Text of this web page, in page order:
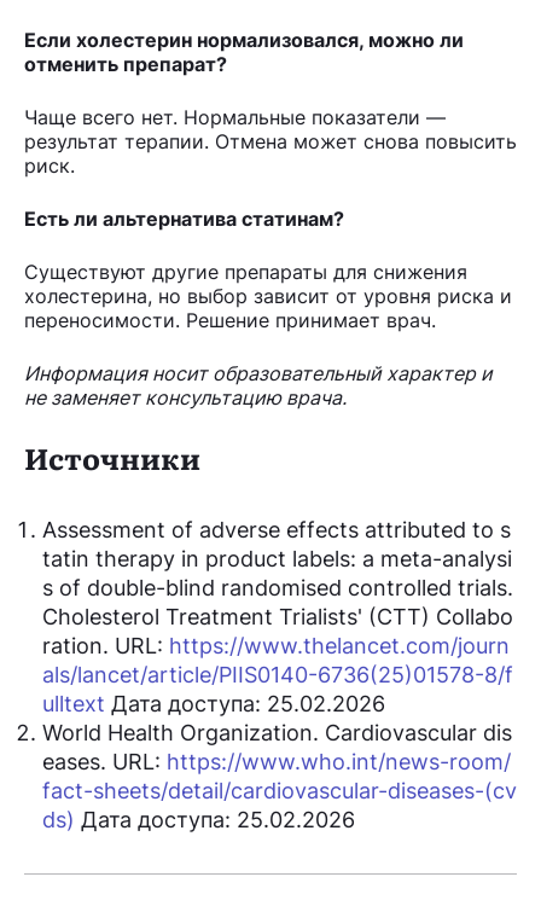
Если холестерин нормализовался, можно ли
отменить препарат?
Чаще всего нет. Нормальные показатели —
результат терапии. Отмена может снова повысить
риск.
Есть ли альтернатива статинам?
Существуют другие препараты для снижения
холестерина, но выбор зависит от уровня риска и
переносимости. Решение принимает врач.
Информация носит образовательный характер и
не заменяет консультацию врача.
Источники
Assessment of adverse effects attributed to s
tatin therapy in product labels: a meta-analysi
s of double-blind randomised controlled trials.
Cholesterol Treatment Trialists' (CTT) Collabo
ration. URL: https://www.thelancet.com/journ
als/lancet/article/PIIS0140-6736(25)01578-8/f
ulltext Дата доступа: 25.02.2026
World Health Organization. Cardiovascular dis
eases. URL: https://www.who.int/news-room/
fact-sheets/detail/cardiovascular-diseases-(cv
ds) Дата доступа: 25.02.2026